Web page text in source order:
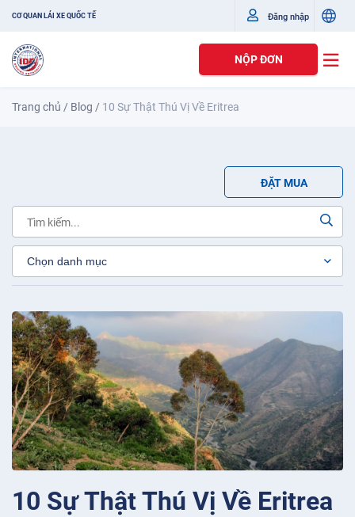
CƠ QUAN LÁI XE QUỐC TẾ Đăng nhập
NỘP ĐƠN
Trang chủ / Blog / 10 Sự Thật Thú Vị Về Eritrea
ĐẶT MUA
10 Sự Thật Thú Vị Về Eritrea